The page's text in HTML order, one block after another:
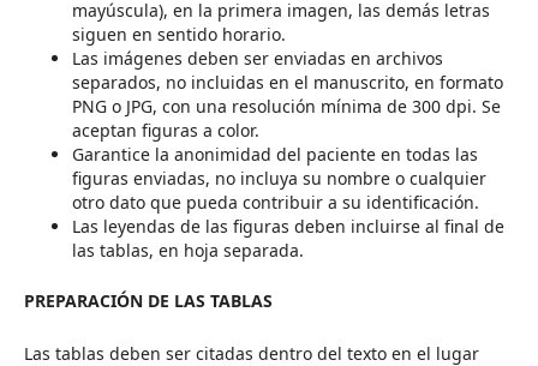
mayúscula), en la primera imagen, las demás letras
siguen en sentido horario.
Las imágenes deben ser enviadas en archivos
separados, no incluidas en el manuscrito, en formato
PNG o JPG, con una resolución mínima de 300 dpi. Se
aceptan figuras a color.
Garantice la anonimidad del paciente en todas las
figuras enviadas, no incluya su nombre o cualquier
otro dato que pueda contribuir a su identificación.
Las leyendas de las figuras deben incluirse al final de
las tablas, en hoja separada.
PREPARACIÓN DE LAS TABLAS
Las tablas deben ser citadas dentro del texto en el lugar